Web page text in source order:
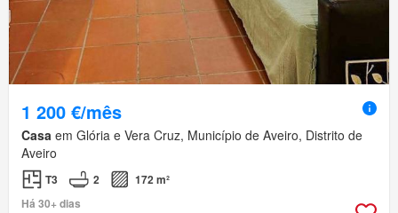
1 200 €/mês
Casa em Glória e Vera Cruz, Município de Aveiro, Distrito de
Aveiro
T3 2
172 m²
Há 30+ dias